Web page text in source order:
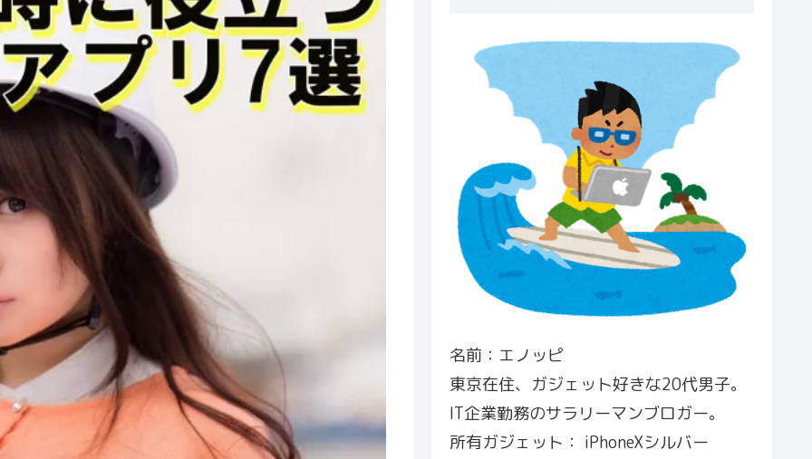
名前：エノッピ
東京在住、ガジェット好きな20代男子。
IT企業勤務のサラリーマンブロガー。
所有ガジェット： iPhoneXシルバー